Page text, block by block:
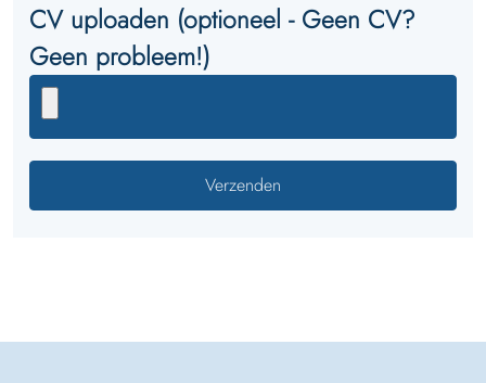
CV uploaden (optioneel - Geen CV?
Geen probleem!)